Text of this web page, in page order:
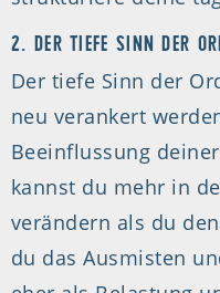
2. DER TIEFE SINN DER
Der tiefe Sinn der
neu verankert
Beeinflussung
kannst du mehr in
verändern als du
du das Ausmisten